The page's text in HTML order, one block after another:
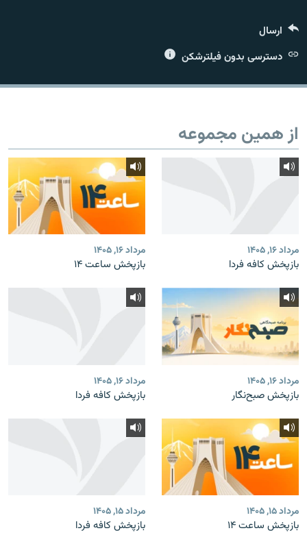
زبان‌های دیگر
ارسال
دسترسی بدون فیلترشکن
از همین مجموعه
مرداد ۱۶, ۱۴۰۵
بازپخش کافه فردا
مرداد ۱۶, ۱۴۰۵
بازپخش ساعت ۱۴
مرداد ۱۶, ۱۴۰۵
بازپخش صبح‌نگار
مرداد ۱۶, ۱۴۰۵
بازپخش کافه فردا
مرداد ۱۵, ۱۴۰۵
بازپخش ساعت ۱۴
مرداد ۱۵, ۱۴۰۵
بازپخش کافه فردا